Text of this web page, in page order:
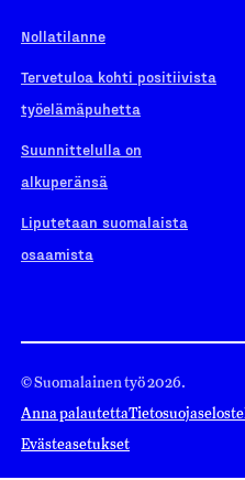
Nollatilanne
Tervetuloa kohti positiivista
työelämäpuhetta
Suunnittelulla on
alkuperänsä
Liputetaan suomalaista
osaamista
© Suomalainen työ 2026.
Anna palautettaTietosuojaseloste
Evästeasetukset